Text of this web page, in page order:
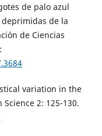
de palo azul
deprimidas de la
de Ciencias
variation in the
2: 125-130.